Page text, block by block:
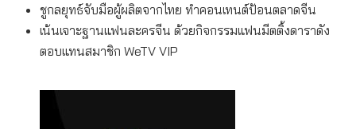
ชูกลยุทธ์จับมือผู้ผลิตจากไทย ทำคอนเทนต์ป้อนตลาดจีน
เน้นเจาะฐานแฟนละครจีน ด้วยกิจกรรมแฟนมีตติ้งดาราดัง
ตอบแทนสมาชิก WeTV VIP